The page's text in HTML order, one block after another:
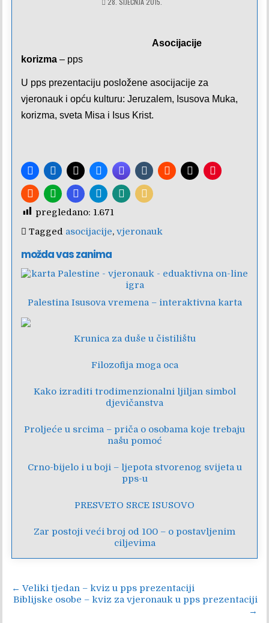
Asocijacije
korizma – pps
U pps prezentaciju posložene asocijacije za
vjeronauk i opću kulturu: Jeruzalem, Isusova Muka,
korizma, sveta Misa i Isus Krist.
pregledano: 1.671
Tagged asocijacije,vjeronauk
možda vas zanima
Palestina Isusova vremena – interaktivna karta
Krunica za duše u čistilištu
Filozofija moga oca
Kako izraditi trodimenzionalni ljiljan simbol
djevičanstva
Proljeće u srcima – priča o osobama koje trebaju
našu pomoć
Crno-bijelo i u boji – ljepota stvorenog svijeta u
pps-u
PRESVETO SRCE ISUSOVO
Zar postoji veći broj od 100 – o postavljenim
ciljevima
Navigacija
objava
← Veliki tjedan – kviz u pps prezentaciji
Biblijske osobe – kviz za vjeronauk u pps prezentaciji
→